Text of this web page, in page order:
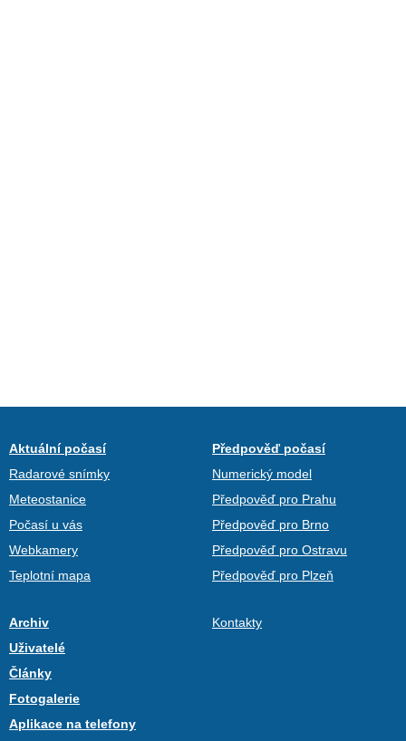
Aktuální počasí
Radarové snímky
Meteostanice
Počasí u vás
Webkamery
Teplotní mapa
Předpověď počasí
Numerický model
Předpověď pro Prahu
Předpověď pro Brno
Předpověď pro Ostravu
Předpověď pro Plzeň
Archiv
Uživatelé
Články
Fotogalerie
Aplikace na telefony
Kontakty